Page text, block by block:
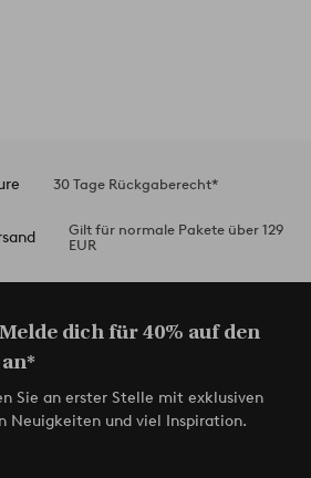
30 Tage Rückgaberecht*
Gilt für normale Pakete über 129
EUR
dich für 40% auf den
Sie an erster Stelle mit exklusiven
Neuigkeiten und viel Inspiration.